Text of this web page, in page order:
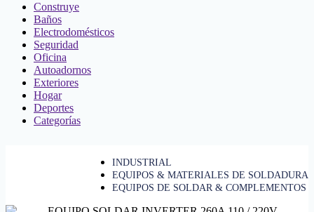
Construye
Baños
Electrodomésticos
Seguridad
Oficina
Autoadornos
Exteriores
Hogar
Deportes
Categorías
INDUSTRIAL
EQUIPOS & MATERIALES DE SOLDADURA
EQUIPOS DE SOLDAR & COMPLEMENTOS